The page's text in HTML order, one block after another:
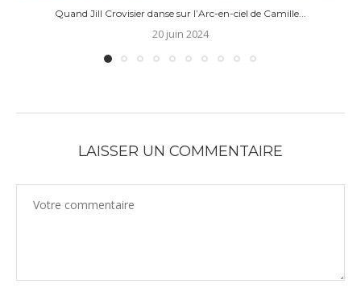
Quand Jill Crovisier danse sur l’Arc-en-ciel de Camille...
20 juin 2024
LAISSER UN COMMENTAIRE